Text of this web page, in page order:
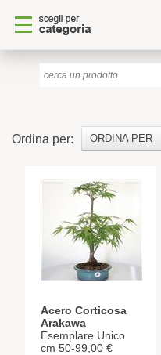
Ordina per: ORDINA PER
Acero Corticosa
Arakawa
Esemplare Unico
cm 50-99,00 €